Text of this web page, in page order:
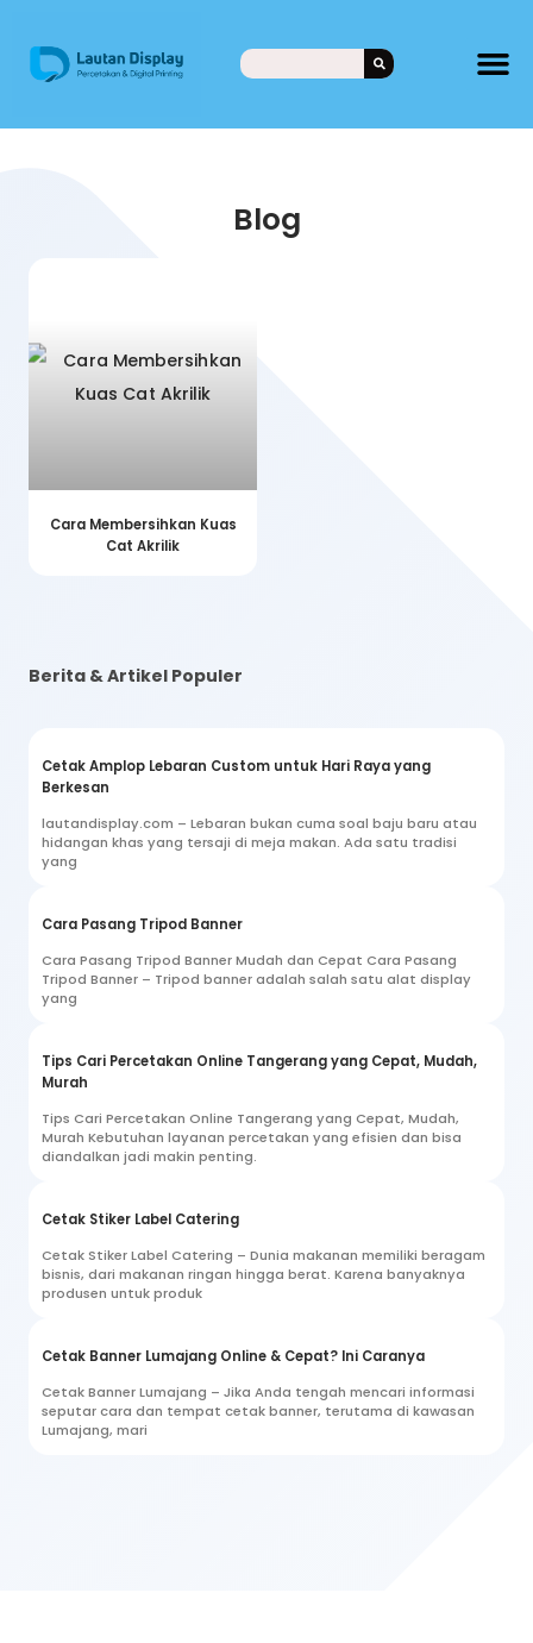
Blog
Cara Membersihkan Kuas
Cat Akrilik
Berita & Artikel Populer
Cetak Amplop Lebaran Custom untuk Hari Raya yang
Berkesan
lautandisplay.com – Lebaran bukan cuma soal baju baru atau
hidangan khas yang tersaji di meja makan. Ada satu tradisi
yang
Cara Pasang Tripod Banner
Cara Pasang Tripod Banner Mudah dan Cepat Cara Pasang
Tripod Banner – Tripod banner adalah salah satu alat display
yang
Tips Cari Percetakan Online Tangerang yang Cepat, Mudah,
Murah
Tips Cari Percetakan Online Tangerang yang Cepat, Mudah,
Murah Kebutuhan layanan percetakan yang efisien dan bisa
diandalkan jadi makin penting.
Cetak Stiker Label Catering
Cetak Stiker Label Catering – Dunia makanan memiliki beragam
bisnis, dari makanan ringan hingga berat. Karena banyaknya
produsen untuk produk
Cetak Banner Lumajang Online & Cepat? Ini Caranya
Cetak Banner Lumajang – Jika Anda tengah mencari informasi
seputar cara dan tempat cetak banner, terutama di kawasan
Lumajang, mari